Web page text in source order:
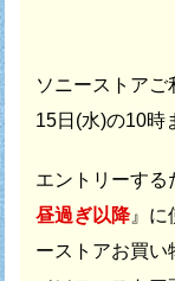
ソニーストア
15日(水)の10時
エントリーする
昼過ぎ以降』に
ーストアお買い